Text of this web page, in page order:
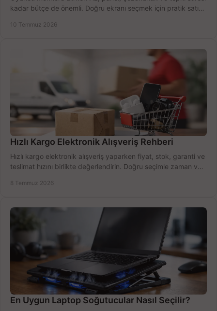
kadar bütçe de önemli. Doğru ekranı seçmek için pratik satın
10 Temmuz 2026
Hızlı Kargo Elektronik Alışveriş Rehberi
Hızlı kargo elektronik alışveriş yaparken fiyat, stok, garanti ve
teslimat hızını birlikte değerlendirin. Doğru seçimle zaman ve
8 Temmuz 2026
En Uygun Laptop Soğutucular Nasıl Seçilir?